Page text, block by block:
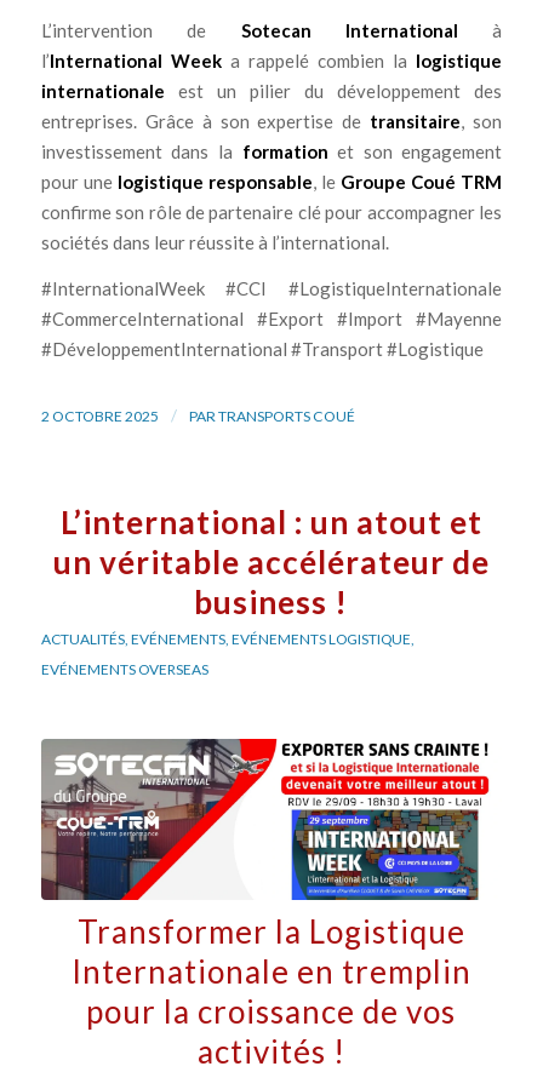
L’intervention de Sotecan International à
l’International Weeka rappelé combien la logistique
internationale est un pilier du développement des
entreprises. Grâce à son expertise de transitaire, son
investissement dans la formation et son engagement
pour une logistique responsable, le Groupe Coué TRM
confirme son rôle de partenaire clé pour accompagner les
sociétés dans leur réussite à l’international.
#InternationalWeek #CCI #LogistiqueInternationale
#CommerceInternational #Export #Import #Mayenne
#DéveloppementInternational #Transport #Logistique
2 OCTOBRE 2025 / PAR TRANSPORTS COUÉ
L’international : un atout et
un véritable accélérateur de
business !
ACTUALITÉS, EVÉNEMENTS, EVÉNEMENTS LOGISTIQUE
EVÉNEMENTS OVERSEAS
Transformer la Logistique
Internationale en tremplin
pour la croissance de vos
activités !